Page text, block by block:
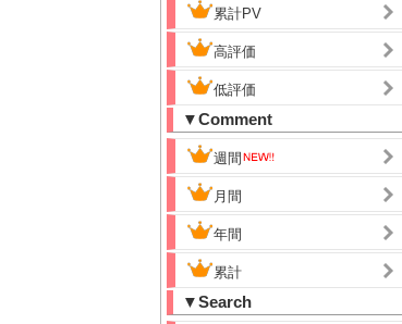
累計PV
高評価
低評価
▼Comment
週間
月間
年間
累計
▼Search